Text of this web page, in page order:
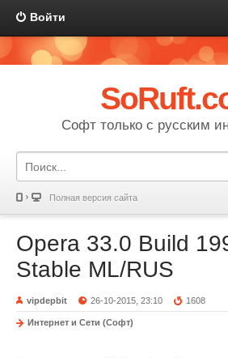
Войти
Софт только с русским
Полная версия сайта
Opera 33.0 Build
Stable ML/RUS
vipdepbit 26-10-2015, 23:10 1608
Интернет и Сети (Софт)